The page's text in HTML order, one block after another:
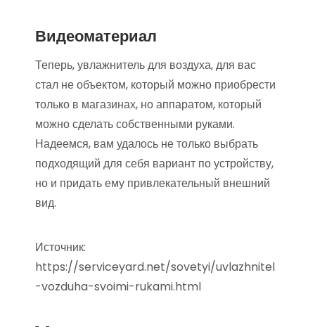
Видеоматериал
Теперь, увлажнитель для воздуха, для вас
стал не объектом, который можно приобрести
только в магазинах, но аппаратом, который
можно сделать собственными руками.
Надеемся, вам удалось не только выбрать
подходящий для себя вариант по устройству,
но и придать ему привлекательный внешний
вид.
Источник:
https://serviceyard.net/sovetyi/uvlazhnitel
-vozduha-svoimi-rukami.html